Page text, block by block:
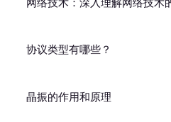
网络技术：深入理解网络技术
协议类型有哪些？
晶振的作用和原理